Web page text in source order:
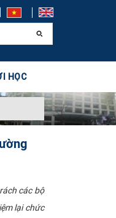
HỌC
các bộ
lại chức